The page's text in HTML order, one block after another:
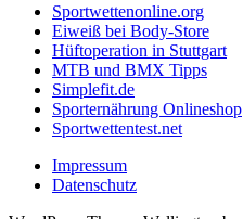
Sportwettenonline.org
Eiweiß bei Body-Store
Hüftoperation in Stuttgart
MTB und BMX Tipps
Simplefit.de
Sporternährung Onlineshop
Sportwettentest.net
Impressum
Datenschutz